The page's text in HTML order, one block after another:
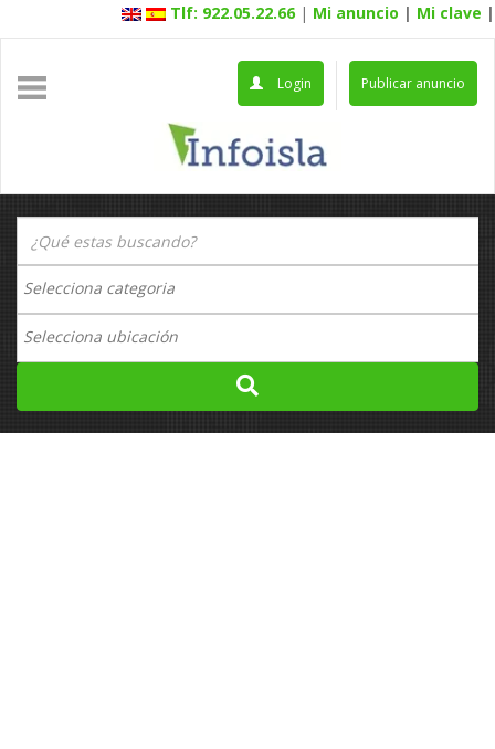
Tlf: 922.05.22.66 | Mi anuncio | Mi clave |
Publicar anuncio
Login